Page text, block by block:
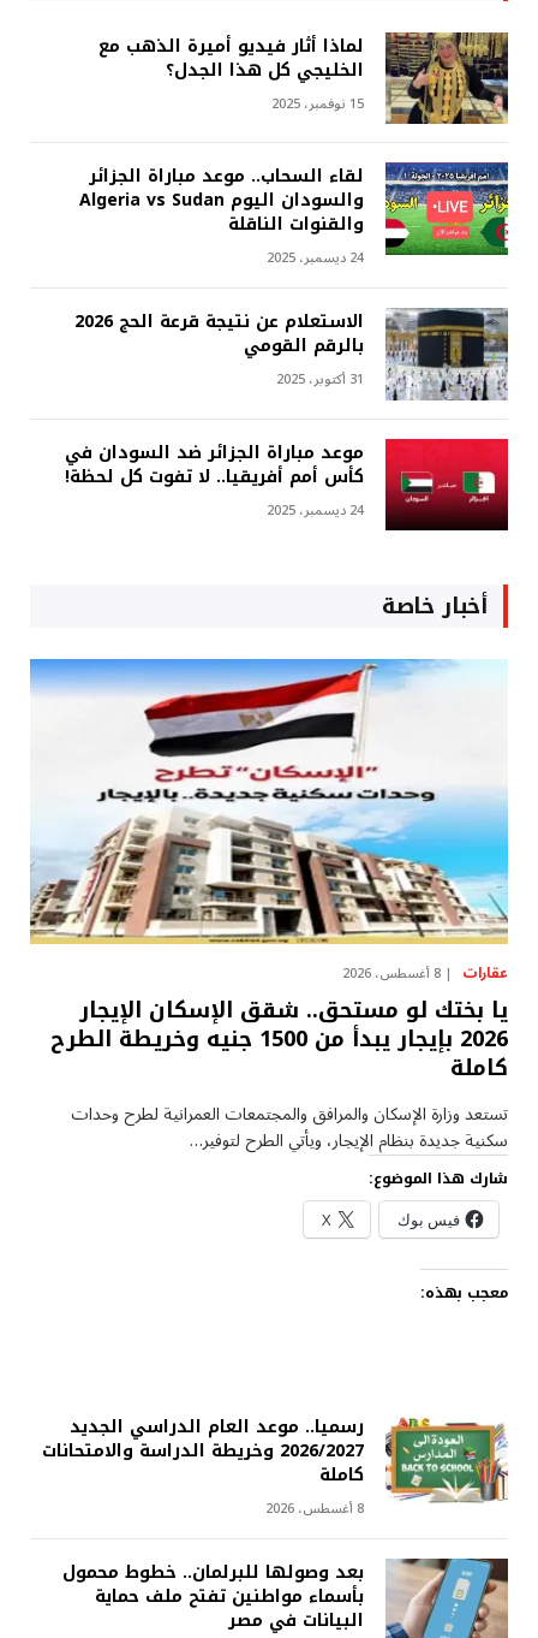
لماذا أثار فيديو أميرة الذهب مع
الخليجي كل هذا الجدل؟
15 نوفمبر، 2025
لقاء السحاب.. موعد مباراة الجزائر
والسودان اليوم Algeria vs Sudan
والقنوات الناقلة
24 ديسمبر، 2025
الاستعلام عن نتيجة قرعة الحج 2026
بالرقم القومي
31 أكتوبر، 2025
موعد مباراة الجزائر ضد السودان في
كأس أمم أفريقيا.. لا تفوت كل لحظة!
24 ديسمبر، 2025
أخبار خاصة
عقارات 8 أغسطس، 2026
يا بختك لو مستحق.. شقق الإسكان الإيجار
2026 بإيجار يبدأ من 1500 جنيه وخريطة الطرح
كاملة
تستعد وزارة الإسكان والمرافق والمجتمعات العمرانية لطرح وحدات
سكنية جديدة بنظام الإيجار، ويأتي الطرح لتوفير…
شارك هذا الموضوع:
فيس بوك X
معجب بهذه:
رسميا.. موعد العام الدراسي الجديد
2026/2027 وخريطة الدراسة والامتحانات
كاملة
8 أغسطس، 2026
بعد وصولها للبرلمان.. خطوط محمول
بأسماء مواطنين تفتح ملف حماية
البيانات في مصر